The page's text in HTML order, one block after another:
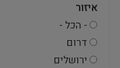
איזור
- הכל -
דרום
ירושלים